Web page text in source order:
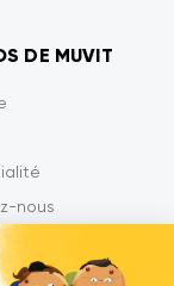
DE MUVIT
nous